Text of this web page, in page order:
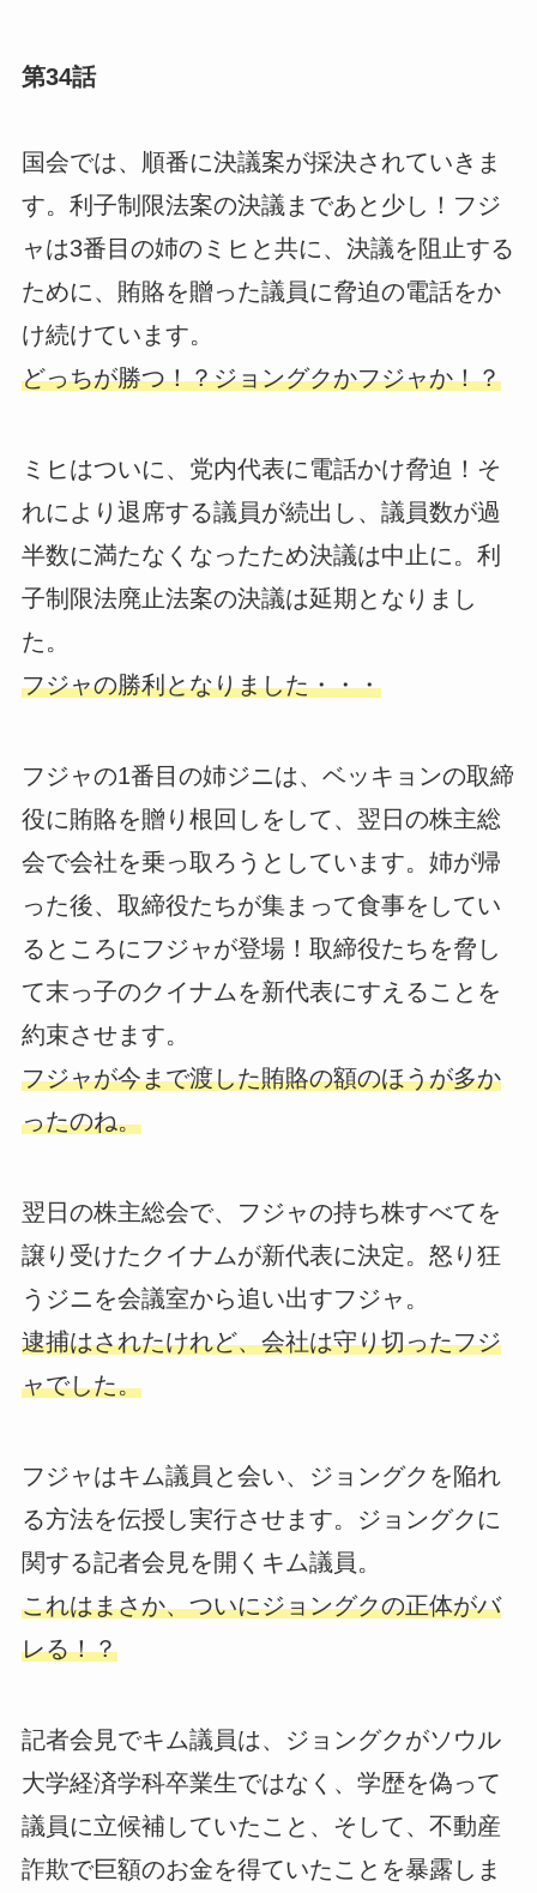
第34話
国会では、順番に決議案が採決されていきま
す。利子制限法案の決議まであと少し！フジ
ャは3番目の姉のミヒと共に、決議を阻止する
ために、賄賂を贈った議員に脅迫の電話をか
け続けています。
どっちが勝つ！？ジョングクかフジャか！？
ミヒはついに、党内代表に電話かけ脅迫！そ
れにより退席する議員が続出し、議員数が過
半数に満たなくなったため決議は中止に。利
子制限法廃止法案の決議は延期となりまし
た。
フジャの勝利となりました・・・
フジャの1番目の姉ジニは、ベッキョンの取締
役に賄賂を贈り根回しをして、翌日の株主総
会で会社を乗っ取ろうとしています。姉が帰
った後、取締役たちが集まって食事をしてい
るところにフジャが登場！取締役たちを脅し
て末っ子のクイナムを新代表にすえることを
約束させます。
フジャが今まで渡した賄賂の額のほうが多か
ったのね。
翌日の株主総会で、フジャの持ち株すべてを
譲り受けたクイナムが新代表に決定。怒り狂
うジニを会議室から追い出すフジャ。
逮捕はされたけれど、会社は守り切ったフジ
ャでした。
フジャはキム議員と会い、ジョングクを陥れ
る方法を伝授し実行させます。ジョングクに
関する記者会見を開くキム議員。
これはまさか、ついにジョングクの正体がバ
レる！？
記者会見でキム議員は、ジョングクがソウル
大学経済学科卒業生ではなく、学歴を偽って
議員に立候補していたこと、そして、不動産
詐欺で巨額のお金を得ていたことを暴露しま